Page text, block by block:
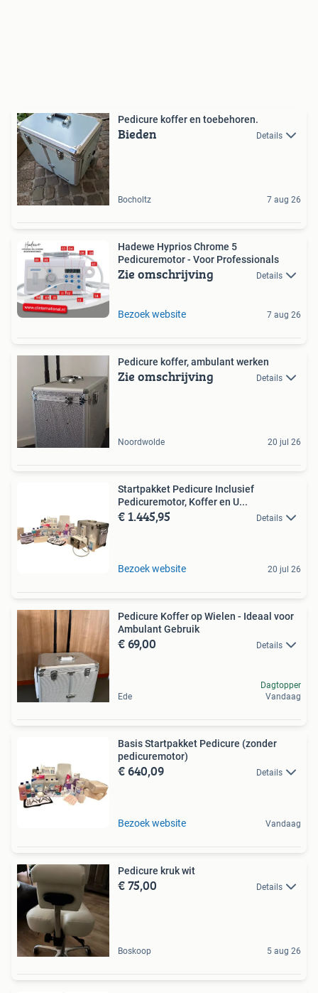
Pedicure koffer en toebehoren.
Bieden Details
Bocholtz 7 aug 26
Hadewe Hyprios Chrome 5
Pedicuremotor - Voor Professionals
Zie omschrijving Details
Bezoek website 7 aug 26
Pedicure koffer, ambulant werken
Zie omschrijving Details
Noordwolde 20 jul 26
Startpakket Pedicure Inclusief
Pedicuremotor, Koffer en U...
€ 1.445,95 Details
Bezoek website 20 jul 26
Pedicure Koffer op Wielen - Ideaal voor
Ambulant Gebruik
€ 69,00 Details
Ede
Dagtopper
Vandaag
Basis Startpakket Pedicure (zonder
pedicuremotor)
€ 640,09 Details
Bezoek website Vandaag
Pedicure kruk wit
€ 75,00 Details
Boskoop 5 aug 26